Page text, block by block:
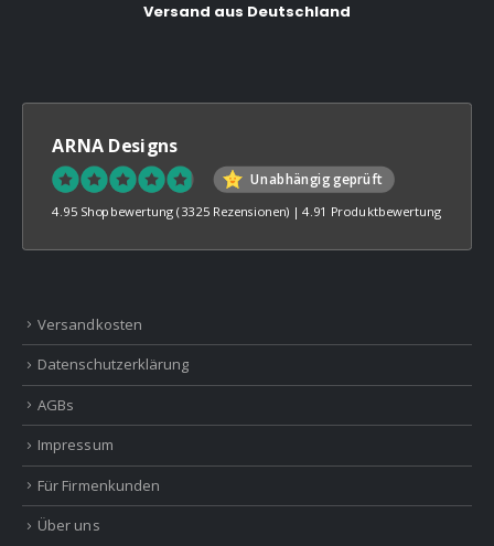
Versand aus Deutschland
ARNA Designs
Unabhängig geprüft
4.95 Shopbewertung (3325 Rezensionen) |4.91 Produktbewertung
Versandkosten
Datenschutzerklärung
AGBs
Impressum
Für Firmenkunden
Über uns